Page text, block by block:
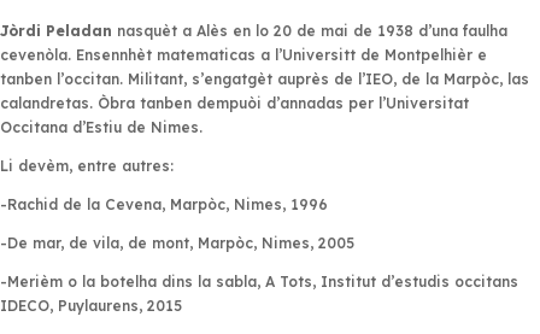
Jòrdi Peladan nasquèt a Alès en lo 20 de mai de 1938 d’una faulha
cevenòla. Ensennhèt matematicas a l’Universitt de Montpelhièr e
tanben l’occitan. Militant, s’engatgèt auprès de l’IEO, de la Marpòc, las
calandretas. Òbra tanben dempuòi d’annadas per l’Universitat
Occitana d’Estiu de Nimes.
Li devèm, entre autres:
-Rachid de la Cevena, Marpòc, Nimes, 1996
-De mar, de vila, de mont, Marpòc, Nimes, 2005
-Merièm o la botelha dins la sabla, A Tots, Institut d’estudis occitans
IDECO, Puylaurens, 2015